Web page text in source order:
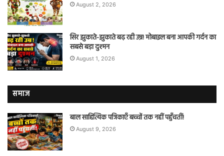
August 2, 2026
सिर झुकाते-झुकाते बढ़ रही उम्र! मोबाइल बना आपकी गर्दन का
सबसे बड़ा दुश्मन
August 1, 2026
समाज
बाल साहित्यिक पत्रिकाएँ बच्चों तक नहीं पहुँचतीं!
August 9, 2026